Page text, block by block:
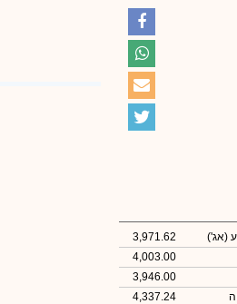
(אג')
3,971.62
4,003.00
3,946.00
4,337.24